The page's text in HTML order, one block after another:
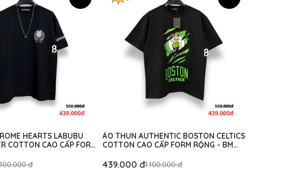
HEARTS LABUBU
COTTON CAO CẤP FORM
đ
ÁO THUN AUTHENTIC BOSTON CELTICS
COTTON CAO CẤP FORM RỘNG - BM
439.000 đ1.100.000 đ